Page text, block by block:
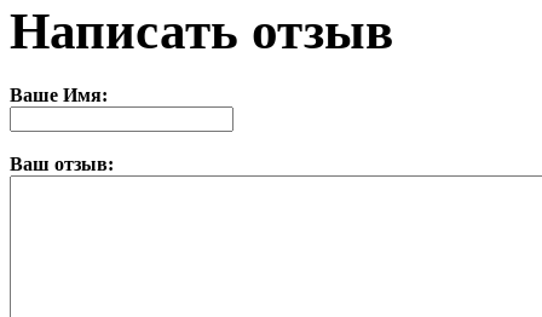
Написать отзыв
Ваше Имя:
Ваш отзыв: